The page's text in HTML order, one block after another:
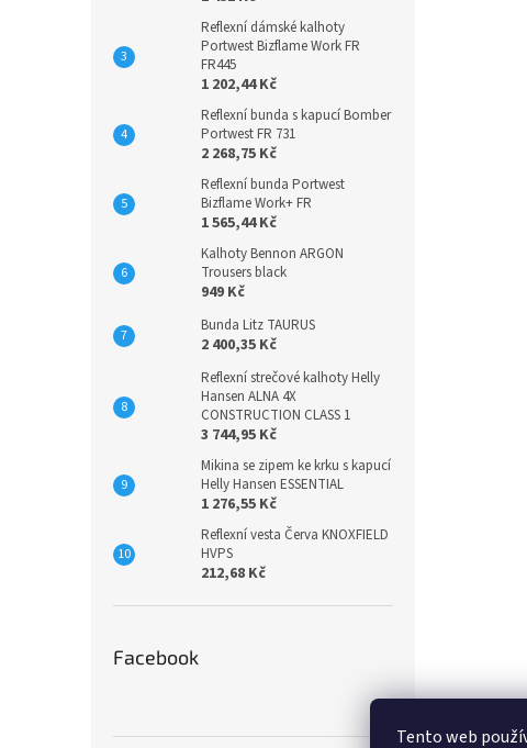
Tento web
Reflexní dámské kalhoty
Portwest Bizflame Work FR
FR445
1 202,44 Kč
Reflexní bunda s kapucí Bomber
Portwest FR 731
2 268,75 Kč
Reflexní bunda Portwest
Bizflame Work+ FR
1 565,44 Kč
Kalhoty Bennon ARGON
Trousers black
949 Kč
Bunda Litz TAURUS
2 400,35 Kč
Reflexní strečové kalhoty Helly
Hansen ALNA 4X
CONSTRUCTION CLASS 1
3 744,95 Kč
Mikina se zipem ke krku s kapucí
Helly Hansen ESSENTIAL
1 276,55 Kč
Reflexní vesta Červa KNOXFIELD
HVPS
212,68 Kč
Facebook